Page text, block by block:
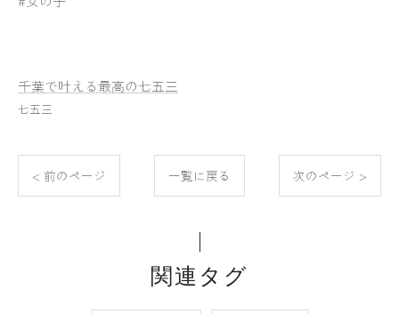
千葉で叶える最高の七五三
七五三
< 前のページ 一覧に戻る 次のページ >
関連タグ